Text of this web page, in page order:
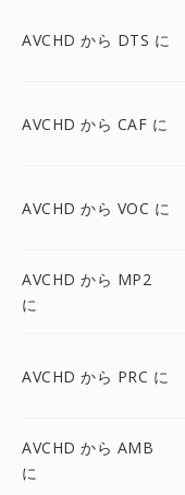
AVCHD から DTS に
AVCHD から CAF に
AVCHD から VOC に
AVCHD から MP2
に
AVCHD から PRC に
AVCHD から AMB
に